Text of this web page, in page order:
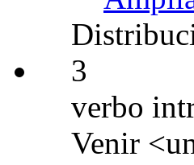
3
verbo
Venir